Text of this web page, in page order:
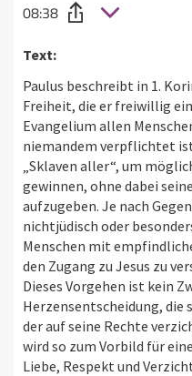
08:38
Text:
Paulus beschreibt in 1.
Freiheit, die er freiwillig
Evangelium allen
niemandem verpflichtet
„Sklaven aller“, um
gewinnen, ohne dabei
aufzugeben. Je nach
nichtjüdisch oder
Menschen mit
den Zugang zu Jesus zu
Dieses Vorgehen ist kein
Herzensentscheidung, die
der auf seine Rechte
wird so zum Vorbild für
Liebe, Respekt und